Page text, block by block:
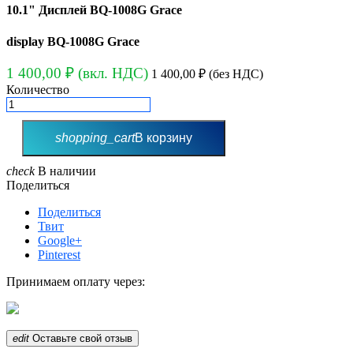
10.1" Дисплей BQ-1008G Grace
display BQ-1008G Grace
1 400,00 ₽ (вкл. НДС) 1 400,00 ₽ (без НДС)
Количество
shopping_cartВ корзину
checkВ наличии
Поделиться
Поделиться
Твит
Google+
Pinterest
Принимаем оплату через:
edit Оставьте свой отзыв